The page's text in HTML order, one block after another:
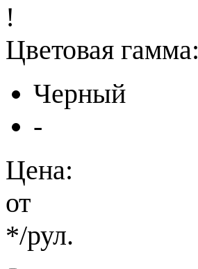
!
Цветовая гамма:
Черный
-
Цена:
от
*/рул.